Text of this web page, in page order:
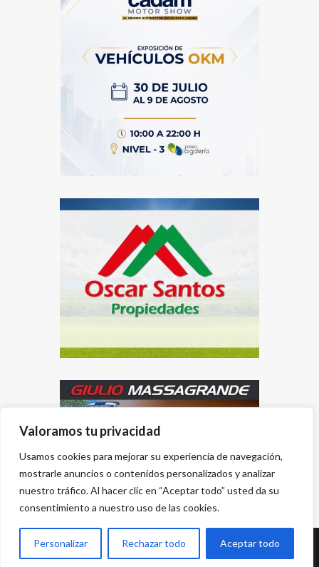
Valoramos tu privacidad
Usamos cookies para mejorar su experiencia de navegación,
mostrarle anuncios o contenidos personalizados y analizar
nuestro tráfico. Al hacer clic en “Aceptar todo” usted da su
consentimiento a nuestro uso de las cookies.
Personalizar Rechazar todo Aceptar todo
Desarrollado por